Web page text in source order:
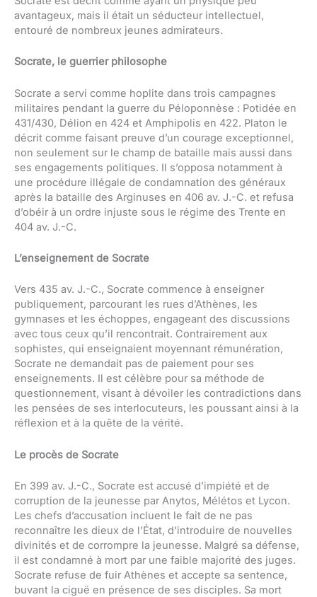
avantageux, mais il était un séducteur intellectuel,
entouré de nombreux jeunes admirateurs.
Socrate, le guerrier philosophe
Socrate a servi comme hoplite dans trois campagnes
militaires pendant la guerre du Péloponnèse : Potidée en
431/430, Délion en 424 et Amphipolis en 422. Platon le
décrit comme faisant preuve d’un courage exceptionnel,
non seulement sur le champ de bataille mais aussi dans
ses engagements politiques. Il s’opposa notamment à
une procédure illégale de condamnation des généraux
après la bataille des Arginuses en 406 av. J.-C. et refusa
d’obéir à un ordre injuste sous le régime des Trente en
404 av. J.-C.
L’enseignement de Socrate
Vers 435 av. J.-C., Socrate commence à enseigner
publiquement, parcourant les rues d’Athènes, les
gymnases et les échoppes, engageant des discussions
avec tous ceux qu’il rencontrait. Contrairement aux
sophistes, qui enseignaient moyennant rémunération,
Socrate ne demandait pas de paiement pour ses
enseignements. Il est célèbre pour sa méthode de
questionnement, visant à dévoiler les contradictions dans
les pensées de ses interlocuteurs, les poussant ainsi à la
réflexion et à la quête de la vérité.
Le procès de Socrate
En 399 av. J.-C., Socrate est accusé d’impiété et de
corruption de la jeunesse par Anytos, Mélétos et Lycon.
Les chefs d’accusation incluent le fait de ne pas
reconnaître les dieux de l’État, d’introduire de nouvelles
divinités et de corrompre la jeunesse. Malgré sa défense,
il est condamné à mort par une faible majorité des juges.
Socrate refuse de fuir Athènes et accepte sa sentence,
buvant la ciguë en présence de ses disciples. Sa mort